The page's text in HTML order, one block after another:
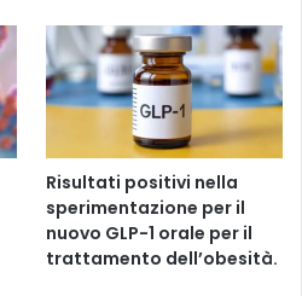
Risultati positivi nella
sperimentazione per il
nuovo GLP-1 orale per il
trattamento dell’obesità.